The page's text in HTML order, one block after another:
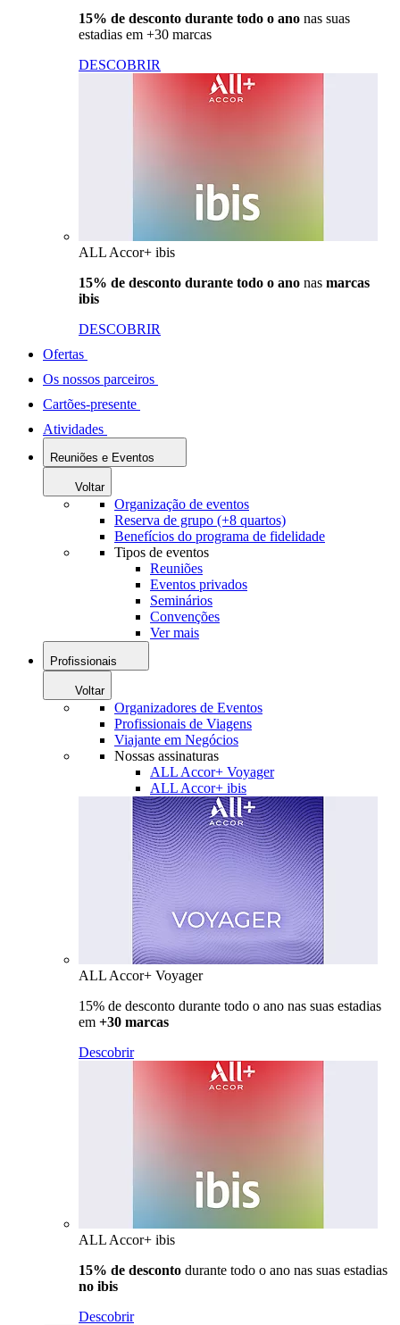
15% de desconto durante todo o ano nas suas
estadias em +30 marcas
DESCOBRIR
ALL Accor+ ibis
15% de desconto durante todo o ano nas marcas
ibis
DESCOBRIR
Ofertas
Os nossos parceiros
Cartões-presente
Atividades
Reuniões e Eventos
Voltar
Organização de eventos
Reserva de grupo (+8 quartos)
Benefícios do programa de fidelidade
Tipos de eventos
Reuniões
Eventos privados
Seminários
Convenções
Ver mais
Profissionais
Voltar
Organizadores de Eventos
Profissionais de Viagens
Viajante em Negócios
Nossas assinaturas
ALL Accor+ Voyager
ALL Accor+ ibis
ALL Accor+ Voyager
15% de desconto durante todo o ano nas suas estadias
em +30 marcas
Descobrir
ALL Accor+ ibis
15% de desconto durante todo o ano nas suas estadias
no ibis
Descobrir